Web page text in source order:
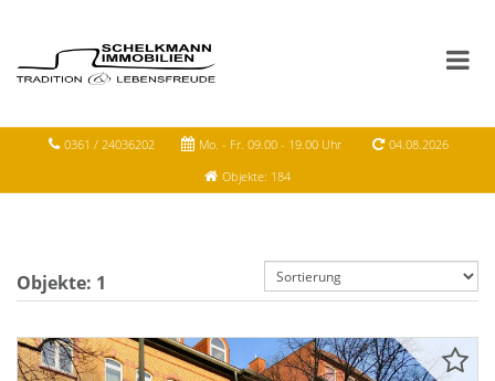
0361 / 24036202 Mo. - Fr. 09.00 - 19.00 Uhr
04.08.2026
Objekte: 184
Objekte: 1